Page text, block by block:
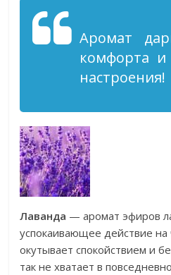
Аромат
комфорта и
настроения!
Лаванда — аромат эфиров
успокаивающее действие на
окутывает спокойствием и
так не хватает в